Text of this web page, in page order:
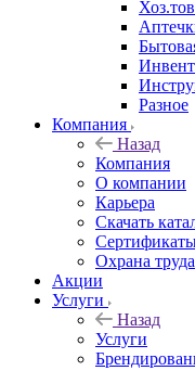
Разное
Компания
Назад
Компания
О компании
Карьера
Cкачать
Охрана труда
Акции
Услуги
Назад
Услуги